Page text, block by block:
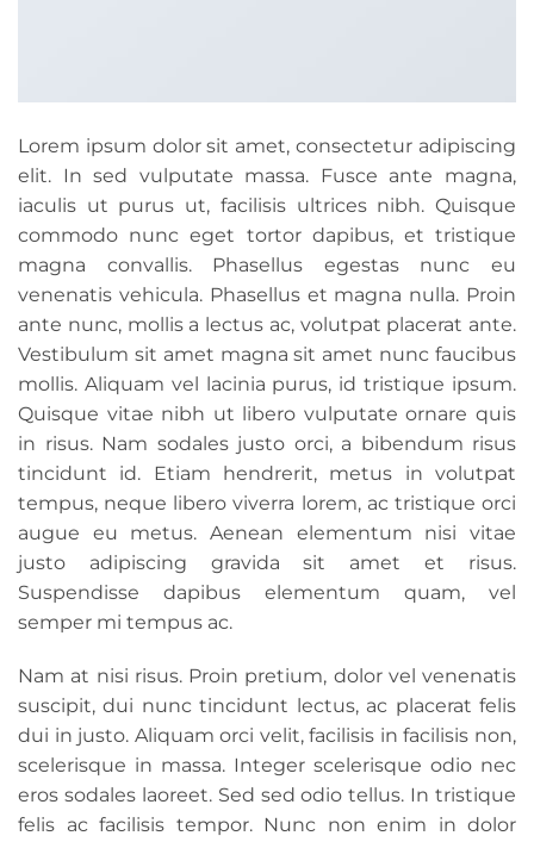
Lorem ipsum dolor sit amet, consectetur adipiscing
elit. In sed vulputate massa. Fusce ante magna,
iaculis ut purus ut, facilisis ultrices nibh. Quisque
commodo nunc eget tortor dapibus, et tristique
magna convallis. Phasellus egestas nunc eu
venenatis vehicula. Phasellus et magna nulla. Proin
ante nunc, mollis a lectus ac, volutpat placerat ante.
Vestibulum sit amet magna sit amet nunc faucibus
mollis. Aliquam vel lacinia purus, id tristique ipsum.
Quisque vitae nibh ut libero vulputate ornare quis
in risus. Nam sodales justo orci, a bibendum risus
tincidunt id. Etiam hendrerit, metus in volutpat
tempus, neque libero viverra lorem, ac tristique orci
augue eu metus. Aenean elementum nisi vitae
justo adipiscing gravida sit amet et risus.
Suspendisse dapibus elementum quam, vel
semper mi tempus ac.
Nam at nisi risus. Proin pretium, dolor vel venenatis
suscipit, dui nunc tincidunt lectus, ac placerat felis
dui in justo. Aliquam orci velit, facilisis in facilisis non,
scelerisque in massa. Integer scelerisque odio nec
eros sodales laoreet. Sed sed odio tellus. In tristique
felis ac facilisis tempor. Nunc non enim in dolor